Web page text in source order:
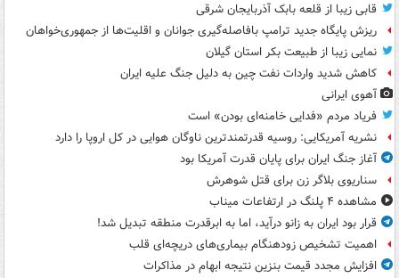
قابی زیبا از قلعه بابک آذربایجان شرقی
ریزش پایگاه جدید ترامپ بافاصله‌گیری جوانان و اقلیت‌ها از جمهوری‌خواهان
نمایی زیبا از طبیعت بکر استان گیلان
کاهش شدید واردات نفت چین به دلیل جنگ علیه ایران
آهوی ایرانی
فریاد مردم «فدایی خامنه‌ای بودن» است
نشریه آمریکایی: روسیه قدرتمندترین ناوگان هوایی در کل اروپا را دارد
آغاز جنگ ایران برای پایان قدرت آمریکا بود
سناریوی بلاگر زن برای قتل شوهرش
مشاهده ۴ پلنگ در ارتفاعات میناب
قرار بود ایران به زانو درآید، اما به ابرقدرت منطقه تبدیل شد!
اهمیت تشخیص زودهنگام بیماری‌های دریچه‌ای قلب
افزایش مجدد قیمت بنزین نتیجه ابهام در مذاکرات